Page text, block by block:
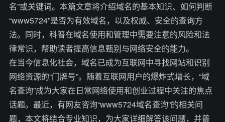
名”或关键词。本篇文章将介绍域名的基本知识、如何判断
“www5724”是否为有效域名，以及权威、安全的查询方
法。同时，科普在域名使用和管理中需要注意的风险和法
律常识，帮助读者提高信息甄别与网络安全的能力。
在当今信息化社会，域名已成为互联网中寻找网站和识别
网络资源的“门牌号”。随着互联网用户的爆炸式增长，“域
名查询”成为大家在日常网络使用和创业过程中关注的焦点
话题。最近，有网友咨询“www5724域名查询”的相关问
题，本文将结合专业知识，为大家详细解答该问题，并普